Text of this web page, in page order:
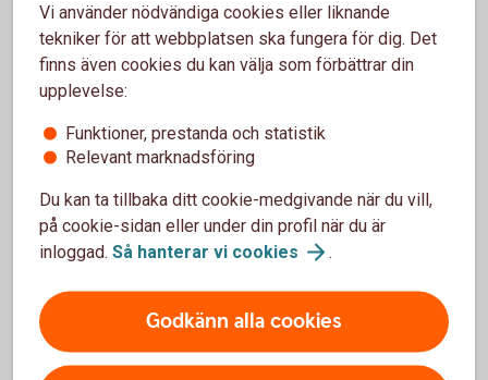
Vår syn på samhällsnytta ochsponsring
Gör skillnad och bli kund hos oss på Sidensjö
Sparbank
https://www.ryttarklubben.se/Page/472717
Vi använder nödvändiga cookies eller liknande
tekniker för att webbplatsen ska fungera för dig. Det
finns även cookies du kan välja som förbättrar din
upplevelse:
Funktioner, prestanda och statistik
Relevant marknadsföring
Du kan ta tillbaka ditt cookie-medgivande när du vill,
på cookie-sidan eller under din profil när du är
inloggad. Så hanterar vi cookies .
Godkänn alla cookies